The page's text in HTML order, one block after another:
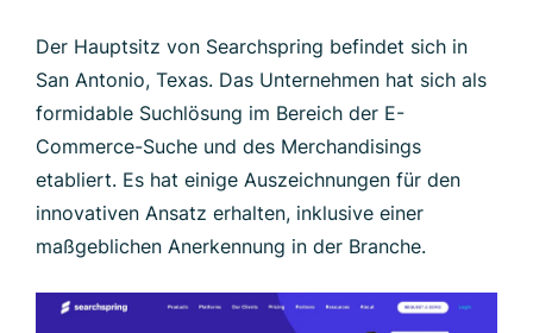
Der Hauptsitz von Searchspring befindet sich in
San Antonio, Texas. Das Unternehmen hat sich als
formidable Suchlösung im Bereich der E-
Commerce-Suche und des Merchandisings
etabliert. Es hat einige Auszeichnungen für den
innovativen Ansatz erhalten, inklusive einer
maßgeblichen Anerkennung in der Branche.